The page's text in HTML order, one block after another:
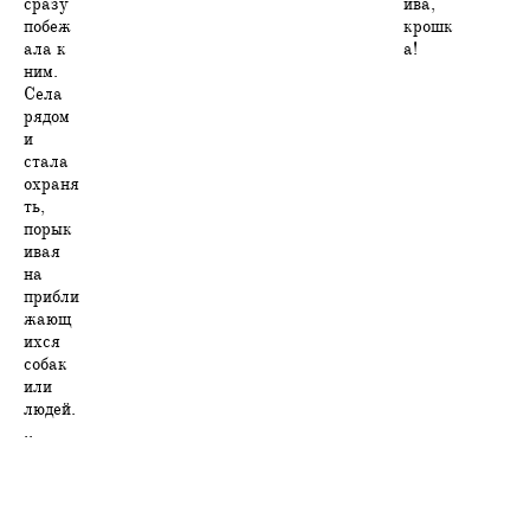
побеж
ала к
ним.
Села
рядом
и
стала
охраня
ть,
порык
ивая
на
прибли
жающ
ихся
собак
или
людей.
..
крошк
а!